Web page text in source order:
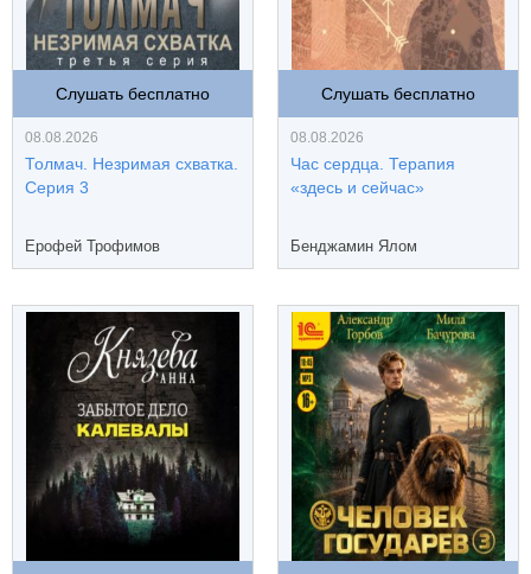
Слушать бесплатно
08.08.2026
Толмач. Незримая схватка.
Серия 3
Ерофей Трофимов
Слушать бесплатно
08.08.2026
Час сердца. Терапия
«здесь и сейчас»
Бенджамин Ялом